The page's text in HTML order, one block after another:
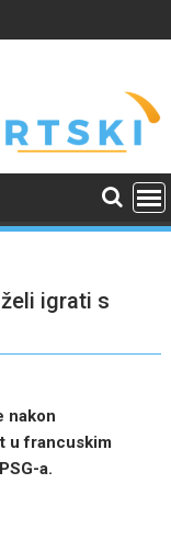
igrati s
nakon
u francuskim
a.